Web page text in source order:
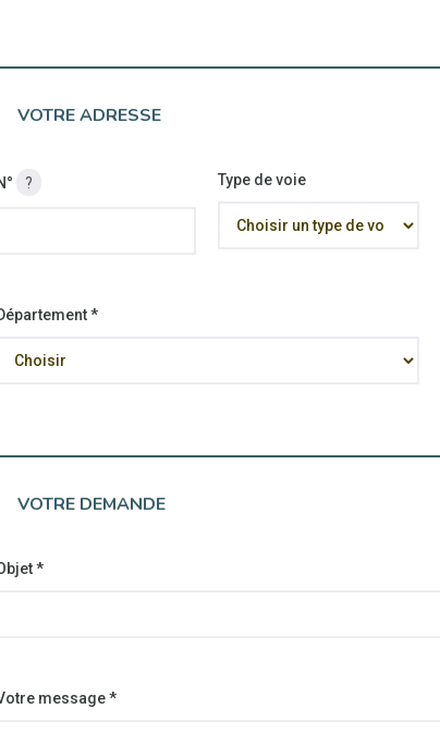
VOTRE ADRESSE
? Type de voie
*
VOTRE DEMANDE
*
message*